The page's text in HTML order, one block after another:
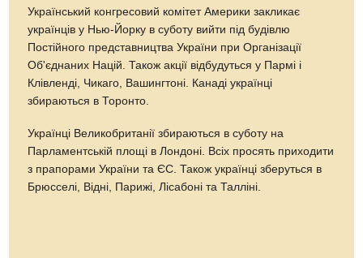
Український конгресовий комітет Америки закликає
українців у Нью-Йорку в суботу вийти під будівлю
Постійного представництва України при Організації
Об'єднаних Націй. Також акції відбудуться у Пармі і
Клівленді, Чикаго, Вашингтоні. Канаді українці
збираються в Торонто.
Українці Великобританії збираються в суботу на
Парламентській площі в Лондоні. Всіх просять приходити
з прапорами України та ЄС. Також українці зберуться в
Брюсселі, Відні, Парижі, Лісабоні та Талліні.